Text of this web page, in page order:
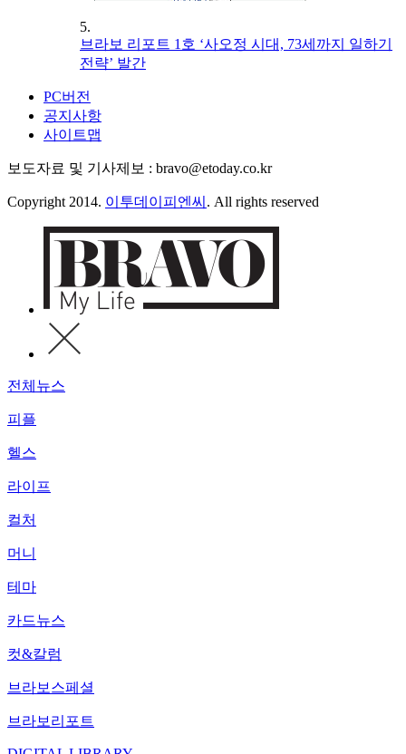
5.
브라보 리포트 1호 ‘사오정 시대, 73세까지 일하기
전략’ 발간
PC버전
공지사항
사이트맵
보도자료 및 기사제보 : bravo@etoday.co.kr
Copyright 2014. 이투데이피엔씨 . All rights reserved
전체뉴스
피플
헬스
라이프
컬처
머니
테마
카드뉴스
컷&칼럼
브라보스페셜
브라보리포트